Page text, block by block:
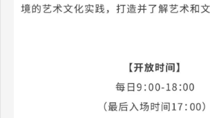
公共文化中心，北京
2026年6月2日--6月14日《翠野之望》群展，里院
2026年6月6日--8月6日《线花逢心》王世龙&聂